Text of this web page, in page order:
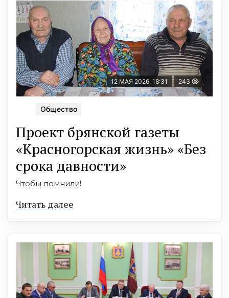
12 МАЯ 2026, 18:31 243
Общество
Проект брянской газеты
«Красногорская жизнь» «Без
срока давности»
Чтобы помнили!
Читать далее